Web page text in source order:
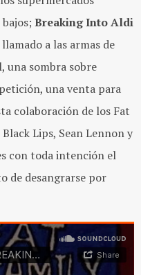
Breaking Into Aldi
a las armas de
sombra sobre
una venta para
colaboración de los Fat
Lips, Sean Lennon y
con toda intención el
de desangrarse por